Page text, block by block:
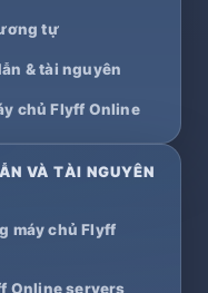
tự
& tài nguyên
chủ Flyff Online
VÀ TÀI NGUYÊN
máy chủ Flyff
Online servers